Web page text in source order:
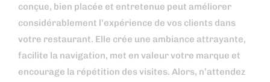
conçue, bien placée et entretenue peut améliorer
considérablement l’expérience de vos clients dans
votre restaurant. Elle crée une ambiance attrayante,
facilite la navigation, met en valeur votre marque et
encourage la répétition des visites. Alors, n’attendez